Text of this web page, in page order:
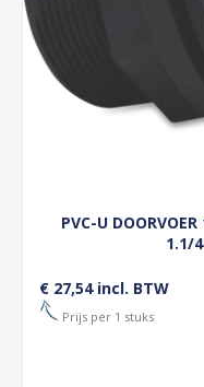
PVC-U
1.1/
€ 27,54 incl. BTW
Prijs per 1 stuks